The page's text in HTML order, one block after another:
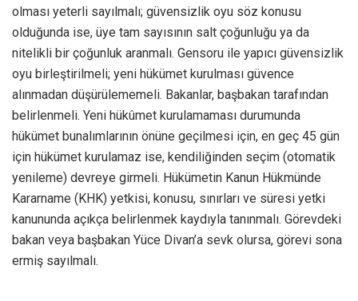
olması yeterli sayılmalı; güvensizlik oyu söz konusu
olduğunda ise, üye tam sayısının salt çoğunluğu ya da
nitelikli bir çoğunluk aranmalı. Gensoru ile yapıcı güvensizlik
oyu birleştirilmeli; yeni hükümet kurulması güvence
alınmadan düşürülememeli. Bakanlar, başbakan tarafından
belirlenmeli. Yeni hükûmet kurulamaması durumunda
hükümet bunalımlarının önüne geçilmesi için, en geç 45 gün
için hükümet kurulamaz ise, kendiliğinden seçim (otomatik
yenileme) devreye girmeli. Hükümetin Kanun Hükmünde
Kararname (KHK) yetkisi, konusu, sınırları ve süresi yetki
kanununda açıkça belirlenmek kaydıyla tanınmalı. Görevdeki
bakan veya başbakan Yüce Divan’a sevk olursa, görevi sona
ermiş sayılmalı.